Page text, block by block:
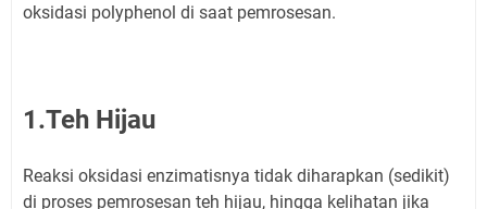
oksidasi polyphenol di saat pemrosesan.
1.Teh Hijau
Reaksi oksidasi enzimatisnya tidak diharapkan (sedikit)
di proses pemrosesan teh hijau, hingga kelihatan jika